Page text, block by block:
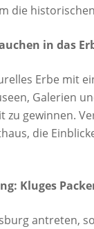
die
in das
Erbe mit
Galerien
zu gewinnen.
die
Kluges
antreten,